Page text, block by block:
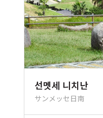
선멧세 니치난
サンメッセ日南